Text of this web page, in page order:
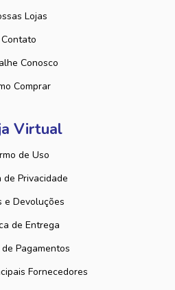
Lojas
Contato
Conosco
Comprar
Virtual
de Uso
de Privacidade
e Devoluções
de Entrega
Pagamentos
Fornecedores